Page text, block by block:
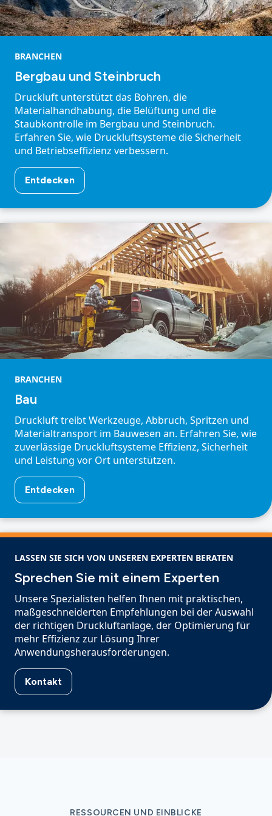
BRANCHEN
Bergbau und Steinbruch
Druckluft unterstützt das Bohren, die
Materialhandhabung, die Belüftung und die
Staubkontrolle im Bergbau und Steinbruch.
Erfahren Sie, wie Druckluftsysteme die Sicherheit
und Betriebseffizienz verbessern.
Entdecken
BRANCHEN
Bau
Druckluft treibt Werkzeuge, Abbruch, Spritzen und
Materialtransport im Bauwesen an. Erfahren Sie, wie
zuverlässige Druckluftsysteme Effizienz, Sicherheit
und Leistung vor Ort unterstützen.
Entdecken
LASSEN SIE SICH VON UNSEREN EXPERTEN BERATEN
Sprechen Sie mit einem Experten
Unsere Spezialisten helfen Ihnen mit praktischen,
maßgeschneiderten Empfehlungen bei der Auswahl
der richtigen Druckluftanlage, der Optimierung für
mehr Effizienz zur Lösung Ihrer
Anwendungsherausforderungen.
Kontakt
RESSOURCEN UND EINBLICKE